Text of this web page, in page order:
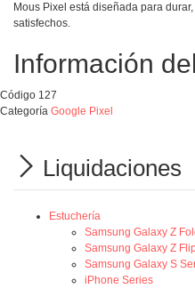
Mous Pixel está diseñada para
satisfechos.
Información
Código 127
Categoría Google Pixel
Liquidaciones
Estuchería
Samsung Galaxy Z
Samsung Galaxy Z
Samsung Galaxy S
iPhone Series